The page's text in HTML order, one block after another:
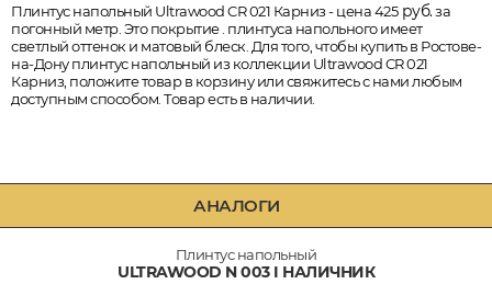
Плинтус напольный Ultrawood CR 021 Карниз - цена 425руб.за
погонный метр. Это покрытие . плинтуса напольного имеет
светлый оттенок и матовый блеск. Для того, чтобы купить в Ростове-
на-Дону плинтус напольный из коллекции Ultrawood CR 021
Карниз, положите товар в корзину или свяжитесь с нами любым
доступным способом. Товар есть в наличии.
АНАЛОГИ
Плинтус напольный
ULTRAWOOD N 003 I НАЛИЧНИК